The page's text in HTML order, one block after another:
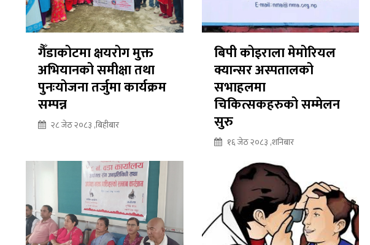
गैँडाकोटमा क्षयरोग मुक्त
अभियानको समीक्षा तथा
पुनःयोजना तर्जुमा कार्यक्रम
सम्पन्न
२८ जेठ २०८३ ,बिहीबार
बिपी कोइराला मेमोरियल
क्यान्सर अस्पतालको
सभाहलमा
चिकित्सकहरुको सम्मेलन
सुरु
१६ जेठ २०८३ ,शनिबार